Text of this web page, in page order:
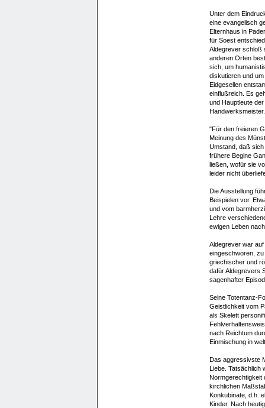
Unter dem
eine evangelisch
Elternhaus in
für Soest
Aldegrever schloß
anderen Orten
sich, um
diskutieren und
Eidgesellen
einflußreich. Es
und Hauptleute
Handwerksmeister.
"Für den freieren
Meinung des
Umstand, daß sich
frühere Begine
ließen, wofür sie
leider nicht
Die Ausstellung
Beispielen vor.
und vom
Lehre
ewigen Leben
Aldegrever war
eingeschworen,
griechischer und
dafür Aldegrevers
sagenhafter
Seine Totentanz-
Geistlichkeit vom
als Skelett
nach Reichtum
Einmischung in
Das aggressivste
Liebe. Tatsächlich
Normgerechtigkeit
kirchlichen
Konkubinate, d.h.
Kinder. Nach